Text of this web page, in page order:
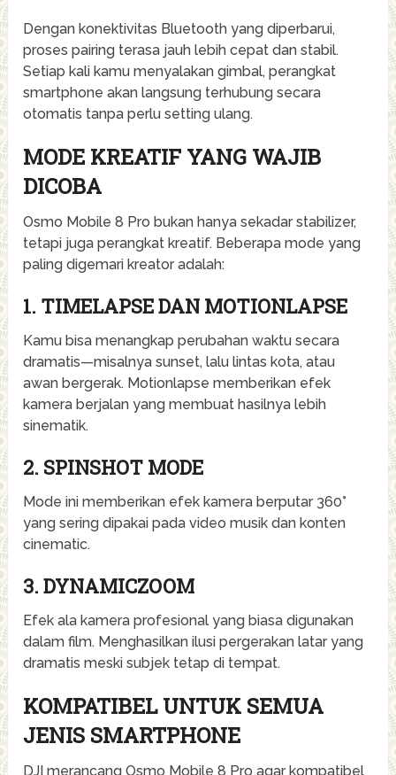
Dengan konektivitas Bluetooth yang diperbarui,
proses pairing terasa jauh lebih cepat dan stabil.
Setiap kali kamu menyalakan gimbal, perangkat
smartphone akan langsung terhubung secara
otomatis tanpa perlu setting ulang.
MODE KREATIF YANG WAJIB
DICOBA
Osmo Mobile 8 Pro bukan hanya sekadar stabilizer,
tetapi juga perangkat kreatif. Beberapa mode yang
paling digemari kreator adalah:
1. TIMELAPSE DAN MOTIONLAPSE
Kamu bisa menangkap perubahan waktu secara
dramatis—misalnya sunset, lalu lintas kota, atau
awan bergerak. Motionlapse memberikan efek
kamera berjalan yang membuat hasilnya lebih
sinematik.
2. SPINSHOT MODE
Mode ini memberikan efek kamera berputar 360°
yang sering dipakai pada video musik dan konten
cinematic.
3. DYNAMICZOOM
Efek ala kamera profesional yang biasa digunakan
dalam film. Menghasilkan ilusi pergerakan latar yang
dramatis meski subjek tetap di tempat.
KOMPATIBEL UNTUK SEMUA
JENIS SMARTPHONE
DJI merancang Osmo Mobile 8 Pro agar kompatibel